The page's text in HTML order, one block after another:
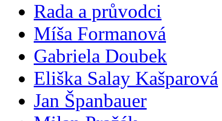
Rada a průvodci
Míša Formanová
Gabriela Doubek
Eliška Salay Kašparová
Jan Španbauer